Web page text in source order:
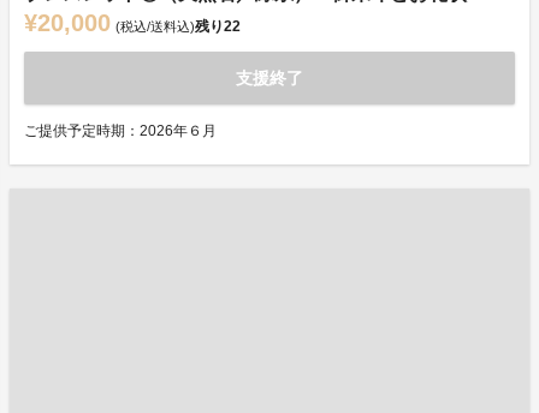
¥20,000 (税込/送料込)残り22
支援終了
ご提供予定時期：2026年６月